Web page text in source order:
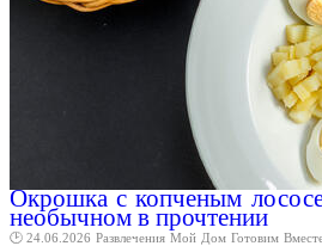
Окрошка с копченым
необычном в прочтении
🕑 24.06.2026 Развлечения Мой Дом Готовим